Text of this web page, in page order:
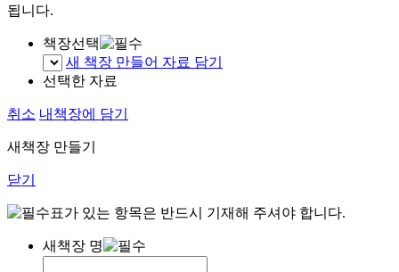
됩니다.
책장선택
새 책장 만들어 자료 담기
선택한 자료
취소 내책장에 담기
새책장 만들기
닫기
표가 있는 항목은 반드시 기재해 주셔야 합니다.
새책장 명